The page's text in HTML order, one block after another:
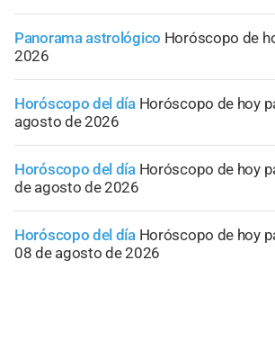
Panorama astrológico Horóscopo de
2026
Horóscopo del día Horóscopo de hoy
agosto de 2026
Horóscopo del día Horóscopo de hoy
de agosto de 2026
Horóscopo del día Horóscopo de hoy
08 de agosto de 2026